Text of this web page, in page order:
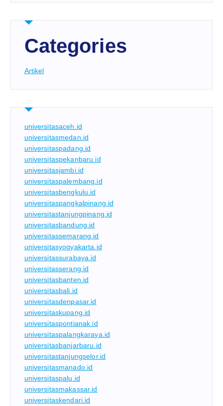
Categories
Artikel
universitasaceh.id
universitasmedan.id
universitaspadang.id
universitaspekanbaru.id
universitasjambi.id
universitaspalembang.id
universitasbengkulu.id
universitaspangkalpinang.id
universitastanjungpinang.id
universitasbandung.id
universitassemarang.id
universitasyogyakarta.id
universitassurabaya.id
universitasserang.id
universitasbanten.id
universitasbali.id
universitasdenpasar.id
universitaskupang.id
universitaspontianak.id
universitaspalangkaraya.id
universitasbanjarbaru.id
universitastanjungselor.id
universitasmanado.id
universitaspalu.id
universitasmakassar.id
universitaskendari.id